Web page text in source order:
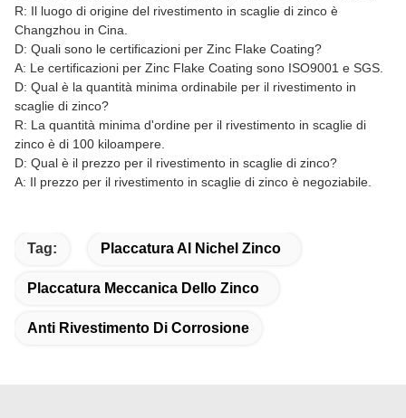
R: Il luogo di origine del rivestimento in scaglie di zinco è
Changzhou in Cina.
D: Quali sono le certificazioni per Zinc Flake Coating?
A: Le certificazioni per Zinc Flake Coating sono ISO9001 e SGS.
D: Qual è la quantità minima ordinabile per il rivestimento in
scaglie di zinco?
R: La quantità minima d'ordine per il rivestimento in scaglie di
zinco è di 100 kiloampere.
D: Qual è il prezzo per il rivestimento in scaglie di zinco?
A: Il prezzo per il rivestimento in scaglie di zinco è negoziabile.
Tag: Placcatura Al Nichel Zinco
Placcatura Meccanica Dello Zinco
Anti Rivestimento Di Corrosione